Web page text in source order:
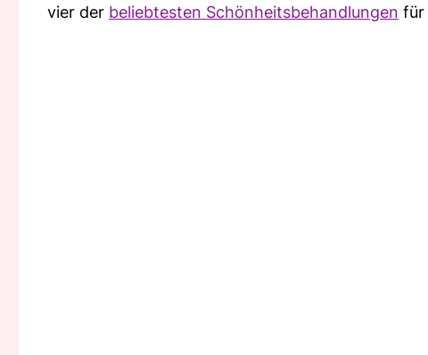
vier der beliebtesten Schönheitsbehandlungen für